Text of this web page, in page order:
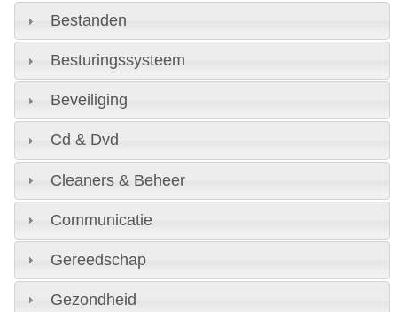
Bestanden
Besturingssysteem
Beveiliging
Cd & Dvd
Cleaners & Beheer
Communicatie
Gereedschap
Gezondheid